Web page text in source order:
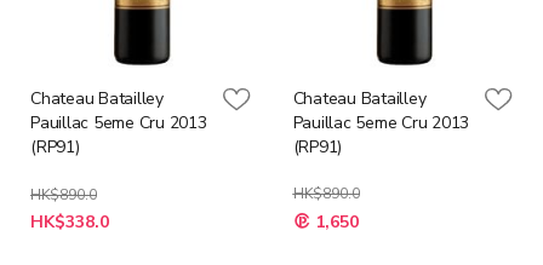
Chateau Batailley
Pauillac 5eme Cru 2013
(RP91)
HK$890.0
特
殊
HK$338.0
Chateau Batailley
Pauillac 5eme Cru 2013
(RP91)
HK$890.0
特
殊 1,650